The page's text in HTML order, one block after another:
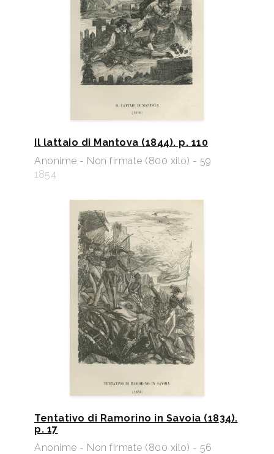
Il lattaio di Mantova (1844). p. 110
Anonime - Non firmate (800 xilo) - 59
1854
Tentativo di Ramorino in Savoia (1834).
p. 17
Anonime - Non firmate (800 xilo) - 56